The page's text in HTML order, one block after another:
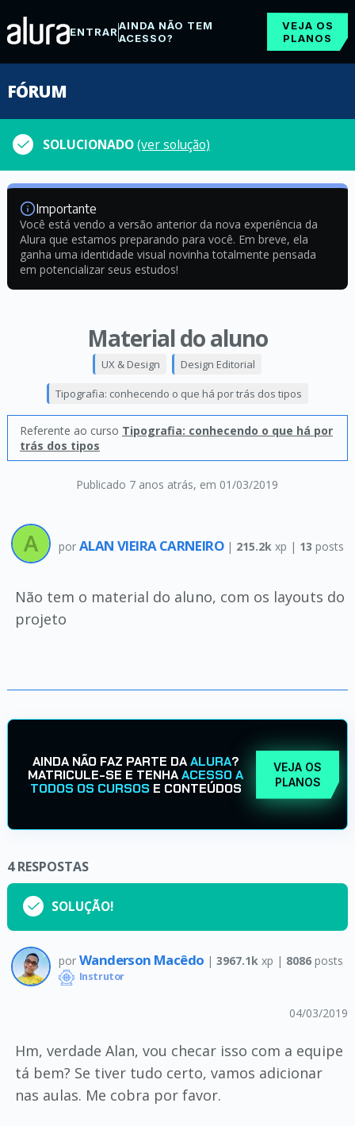
ENTRARAINDA NÃO TEM
ACESSO?
VEJA OS
PLANOS
FÓRUM
SOLUCIONADO(ver solução)
Importante
Você está vendo a versão anterior da nova experiência da
Alura que estamos preparando para você. Em breve, ela
ganha uma identidade visual novinha totalmente pensada
em potencializar seus estudos!
Material do aluno
Publicado 7 anos atrás, em 01/03/2019
UX & Design Design Editorial
Tipografia: conhecendo o que há por trás dos tipos
Referente ao curso Tipografia: conhecendo o que há por
trás dos tipos
por ALAN VIEIRA CARNEIRO | 215.2k xp | 13 posts
Não tem o material do aluno, com os layouts do
projeto
AINDA NÃO FAZ PARTE DAALURA?
MATRICULE-SE E TENHAACESSO A
TODOS OS CURSOS E CONTEÚDOS
VEJA OS
PLANOS
4RESPOSTAS
SOLUÇÃO!
por Wanderson Macêdo | 3967.1k xp | 8086posts
Instrutor
04/03/2019
Hm, verdade Alan, vou checar isso com a equipe
tá bem? Se tiver tudo certo, vamos adicionar
nas aulas. Me cobra por favor.